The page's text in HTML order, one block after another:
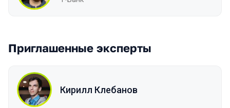
Приглашенные эксперты
Кирилл Клебанов